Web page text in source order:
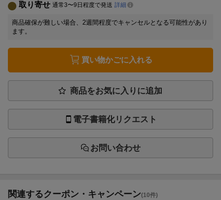
取り寄せ 通常3〜9日程度で発送 詳細
商品確保が難しい場合、2週間程度でキャンセルとなる可能性があり
ます。
買い物かごに入れる
商品をお気に入りに追加
電子書籍化リクエスト
お問い合わせ
関連するクーポン・キャンペーン(10件)